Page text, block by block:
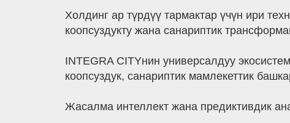
Холдинг ар түрдүү тармактар үчүн ири
коопсуздукту жана санариптик
INTEGRA CITYнин универсалдуу
коопсуздук, санариптик мамлекеттик
Жасалма интеллект жана предиктивдик